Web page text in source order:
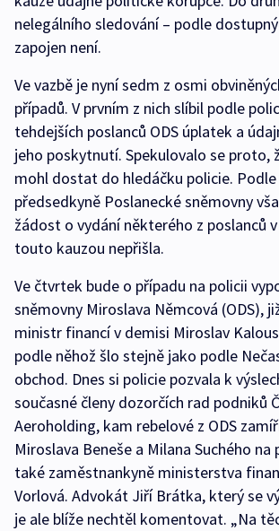
nelegálního sledování – podle
zapojen není.
Ve vazbě je nyní sedm z osmi
případů. V prvním z nich slíbil podle
tehdejších poslanců ODS úplatek a
jeho poskytnutí. Spekulovalo se proto,
mohl dostat do hledáčku policie.
předsedkyně Poslanecké sněmovny
žádost o vydání některého z poslanců
touto kauzou nepřišla.
Ve čtvrtek bude o případu na policii
sněmovny Miroslava Němcová (ODS),
ministr financí v demisi Miroslav
podle něhož šlo stejně jako podle
obchod. Dnes si policie pozvala k
současné členy dozorčích rad podniků
Aeroholding, kam rebelové z ODS
Miroslava Beneše a Milana Suchého
také zaměstnankyně ministerstva
Vorlová. Advokát Jiří Brátka, který se
je ale blíže nechtěl komentovat. „Na